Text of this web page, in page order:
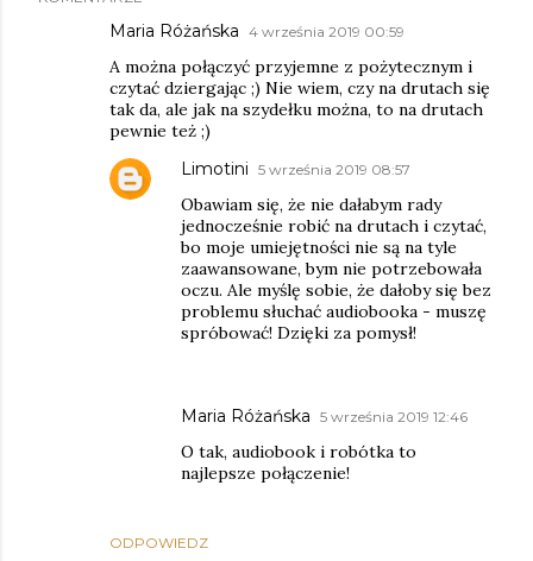
Maria Różańska 4 września 2019 00:59
A można połączyć przyjemne z pożytecznym i
czytać dziergając ;) Nie wiem, czy na drutach się
tak da, ale jak na szydełku można, to na drutach
pewnie też ;)
ODPOWIEDZ
Limotini 5 września 2019 08:57
Obawiam się, że nie dałabym rady
jednocześnie robić na drutach i czytać,
bo moje umiejętności nie są na tyle
zaawansowane, bym nie potrzebowała
oczu. Ale myślę sobie, że dałoby się bez
problemu słuchać audiobooka - muszę
spróbować! Dzięki za pomysł!
Maria Różańska 5 września 2019 12:46
O tak, audiobook i robótka to
najlepsze połączenie!